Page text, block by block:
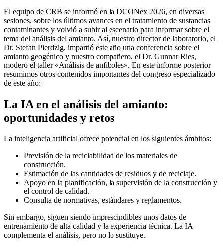
El equipo de CRB se informó en la DCONex 2026, en diversas
sesiones, sobre los últimos avances en el tratamiento de sustancias
contaminantes y volvió a subir al escenario para informar sobre el
tema del análisis del amianto. Así, nuestro director de laboratorio, el
Dr. Stefan Pierdzig, impartió este año una conferencia sobre el
amianto geogénico y nuestro compañero, el Dr. Gunnar Ries,
moderó el taller «Análisis de anfíboles». En este informe posterior
resumimos otros contenidos importantes del congreso especializado
de este año:
La IA en el análisis del amianto:
oportunidades y retos
La inteligencia artificial ofrece potencial en los siguientes ámbitos:
Previsión de la reciclabilidad de los materiales de
construcción.
Estimación de las cantidades de residuos y de reciclaje.
Apoyo en la planificación, la supervisión de la construcción y
el control de calidad.
Consulta de normativas, estándares y reglamentos.
Sin embargo, siguen siendo imprescindibles unos datos de
entrenamiento de alta calidad y la experiencia técnica. La IA
complementa el análisis, pero no lo sustituye.